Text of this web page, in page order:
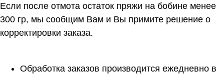
Если после отмота остаток пряжи на бобине менее
300 гр, мы сообщим Вам и Вы примите решение о
корректировки заказа.
Обработка заказов производится ежедневно в